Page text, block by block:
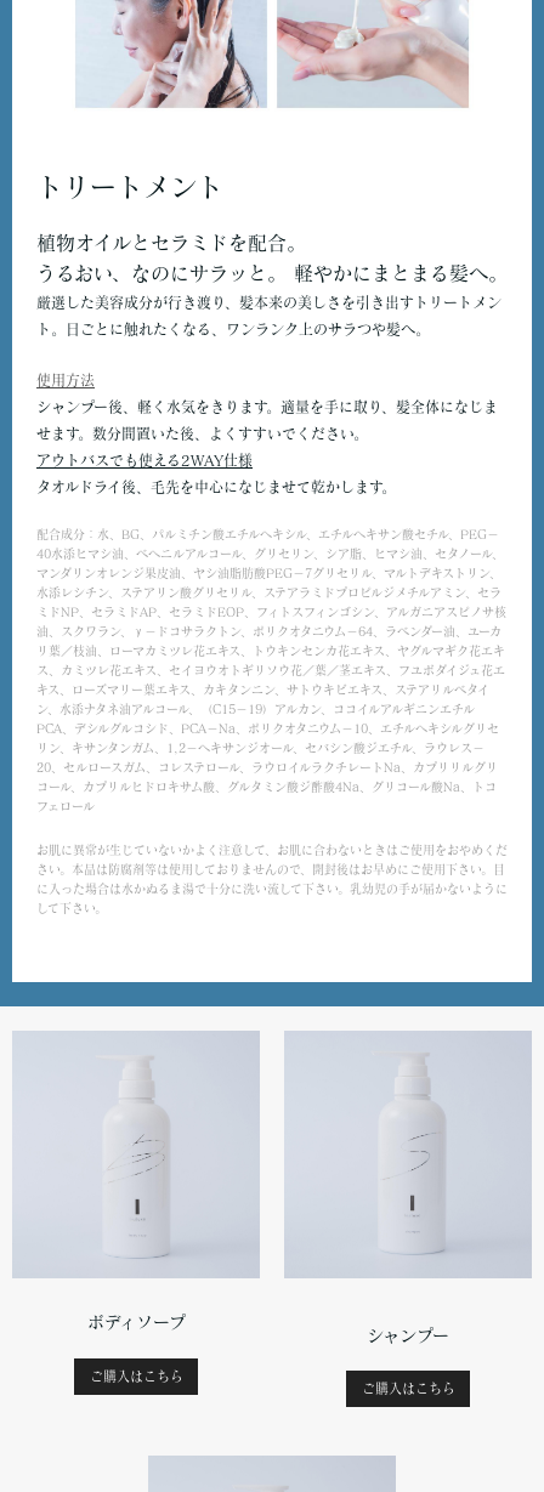
トリートメント
植物オイルとセラミドを配合。
うるおい、なのにサラッと。 軽やかにまとまる髪へ。
厳選した美容成分が行き渡り、髪本来の美しさを引き出すトリートメン
ト。日ごとに触れたくなる、ワンランク上のサラつや髪へ。
使用方法
シャンプー後、軽く水気をきります。適量を手に取り、髪全体になじま
せます。数分間置いた後、よくすすいでください。
アウトバスでも使える2WAY仕様
タオルドライ後、毛先を中心になじませて乾かします。
配合成分：水、BG、パルミチン酸エチルヘキシル、エチルヘキサン酸セチル、PEG－
40水添ヒマシ油、ベヘニルアルコール、グリセリン、シア脂、ヒマシ油、セタノール、
マンダリンオレンジ果皮油、ヤシ油脂肪酸PEG－7グリセリル、マルトデキストリン、
水添レシチン、ステアリン酸グリセリル、ステアラミドプロピルジメチルアミン、セラ
ミドNP、セラミドAP、セラミドEOP、フィトスフィンゴシン、アルガニアスピノサ核
油、スクワラン、γ－ドコサラクトン、ポリクオタニウム－64、ラベンダー油、ユーカ
リ葉／枝油、ローマカミツレ花エキス、トウキンセンカ花エキス、ヤグルマギク花エキ
ス、カミツレ花エキス、セイヨウオトギリソウ花／葉／茎エキス、フユボダイジュ花エ
キス、ローズマリー葉エキス、カキタンニン、サトウキビエキス、ステアリルベタイ
ン、水添ナタネ油アルコール、（C15－19）アルカン、ココイルアルギニンエチル
PCA、デシルグルコシド、PCA－Na、ポリクオタニウム－10、エチルヘキシルグリセ
リン、キサンタンガム、1,2－ヘキサンジオール、セバシン酸ジエチル、ラウレス－
20、セルロースガム、コレステロール、ラウロイルラクチレートNa、カプリリルグリ
コール、カプリルヒドロキサム酸、グルタミン酸ジ酢酸4Na、グリコール酸Na、トコ
フェロール
お肌に異常が生じていないかよく注意して、お肌に合わないときはご使用をおやめくだ
さい。本品は防腐剤等は使用しておりませんので、開封後はお早めにご使用下さい。目
に入った場合は水かぬるま湯で十分に洗い流して下さい。乳幼児の手が届かないように
して下さい。
ボディソープ
ご購入はこちら
シャンプー
ご購入はこちら